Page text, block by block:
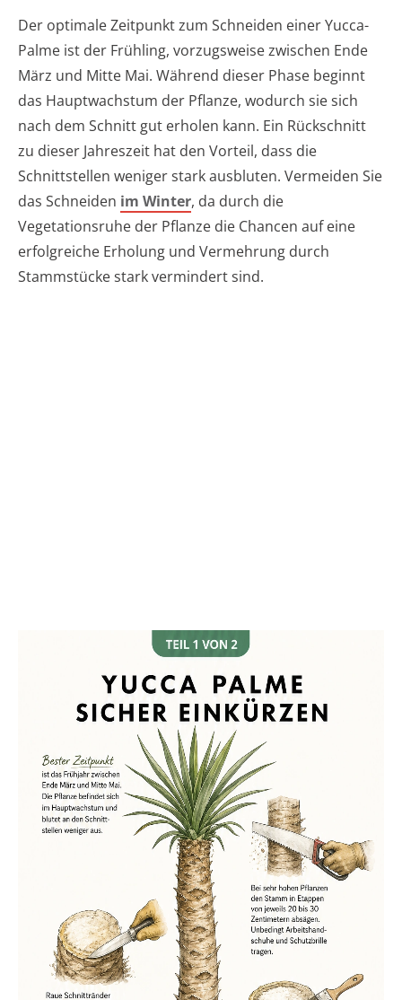
Der optimale Zeitpunkt zum Schneiden einer Yucca-
Palme ist der Frühling, vorzugsweise zwischen Ende
März und Mitte Mai. Während dieser Phase beginnt
das Hauptwachstum der Pflanze, wodurch sie sich
nach dem Schnitt gut erholen kann. Ein Rückschnitt
zu dieser Jahreszeit hat den Vorteil, dass die
Schnittstellen weniger stark ausbluten. Vermeiden Sie
das Schneiden im Winter, da durch die
Vegetationsruhe der Pflanze die Chancen auf eine
erfolgreiche Erholung und Vermehrung durch
Stammstücke stark vermindert sind.